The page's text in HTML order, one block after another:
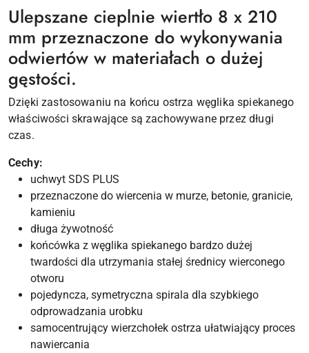
Ulepszane cieplnie wiertło 8 x 210
mm przeznaczone do wykonywania
odwiertów w materiałach o dużej
gęstości.
Dzięki zastosowaniu na końcu ostrza węglika spiekanego
właściwości skrawające są zachowywane przez długi
czas.
Cechy:
uchwyt SDS PLUS
przeznaczone do wiercenia w murze, betonie, granicie,
kamieniu
długa żywotność
końcówka z węglika spiekanego bardzo dużej
twardości dla utrzymania stałej średnicy wierconego
otworu
pojedyncza, symetryczna spirala dla szybkiego
odprowadzania urobku
samocentrujący wierzchołek ostrza ułatwiający proces
nawiercania